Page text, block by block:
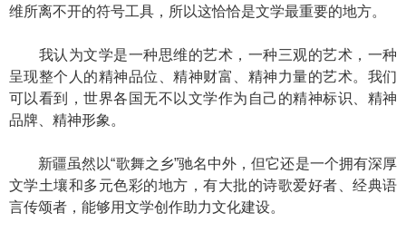
维所离不开的符号工具，所以这恰恰是文学最重要的地方。
我认为文学是一种思维的艺术，一种三观的艺术，一种
呈现整个人的精神品位、精神财富、精神力量的艺术。我们
可以看到，世界各国无不以文学作为自己的精神标识、精神
品牌、精神形象。
新疆虽然以“歌舞之乡”驰名中外，但它还是一个拥有深厚
文学土壤和多元色彩的地方，有大批的诗歌爱好者、经典语
言传颂者，能够用文学创作助力文化建设。